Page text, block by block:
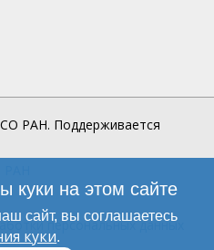
СО РАН. Поддерживается
персональных данных
куки на этом сайте
сайт, вы соглашаетесь
куки.